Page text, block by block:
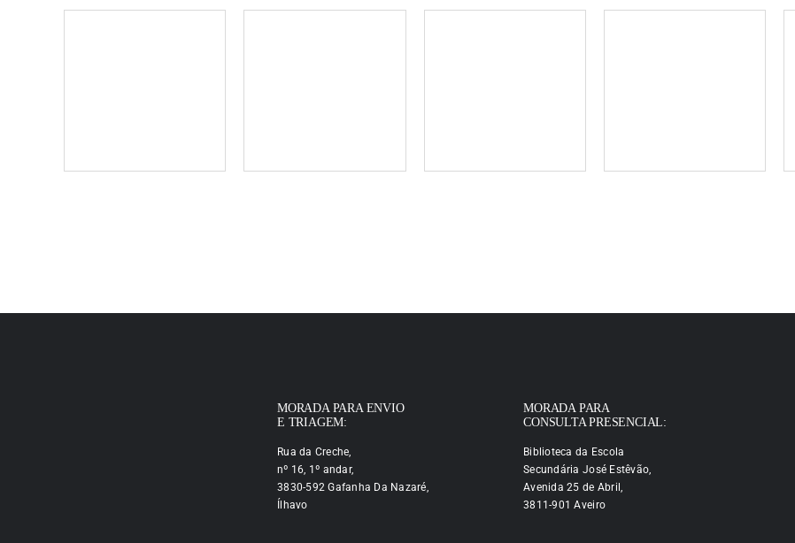
MORADA PARA ENVIO
E TRIAGEM:
Rua da Creche,
nº 16, 1º andar,
3830-592 Gafanha Da Nazaré,
Ílhavo
MORADA PARA
CONSULTA PRESENCIAL:
Biblioteca da Escola
Secundária José Estêvão,
Avenida 25 de Abril,
3811-901 Aveiro